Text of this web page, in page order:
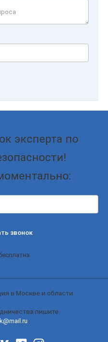
эксперта по
звонок
в Москве и области
пишите: